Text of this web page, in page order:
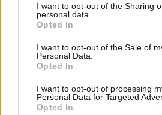
not limited to your visit or usage
grant or deny consent to Google and
use your data for below specified
consent section.
I want to opt-out of the Sharing
personal data.
Opted In
I want to opt-out of the Sale of
Personal Data.
Opted In
I want to opt-out of processing
Personal Data for Targeted
Opted In
Ha szeretne tájékozott és jól